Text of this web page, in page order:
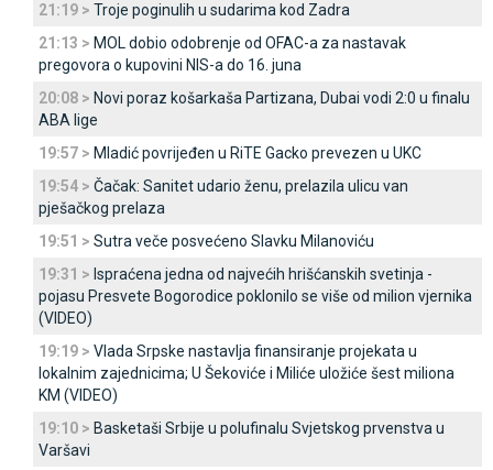
21:19 > Troje poginulih u sudarima kod Zadra
21:13 > MOL dobio odobrenje od OFAC-a za nastavak
pregovora o kupovini NIS-a do 16. juna
20:08 > Novi poraz košarkaša Partizana, Dubai vodi 2:0 u finalu
ABA lige
19:57 > Mladić povrijeđen u RiTE Gacko prevezen u UKC
19:54 > Čačak: Sanitet udario ženu, prelazila ulicu van
pješačkog prelaza
19:51 > Sutra veče posvećeno Slavku Milanoviću
19:31 > Ispraćena jedna od najvećih hrišćanskih svetinja -
pojasu Presvete Bogorodice poklonilo se više od milion vjernika
(VIDEO)
19:19 > Vlada Srpske nastavlja finansiranje projekata u
lokalnim zajednicima; U Šekoviće i Miliće uložiće šest miliona
KM (VIDEO)
19:10 > Basketaši Srbije u polufinalu Svjetskog prvenstva u
Varšavi